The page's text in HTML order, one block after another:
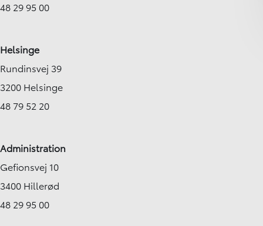
48 29 95 00
Helsinge
Rundinsvej 39
3200 Helsinge
48 79 52 20
Administration
Gefionsvej 10
3400 Hillerød
48 29 95 00